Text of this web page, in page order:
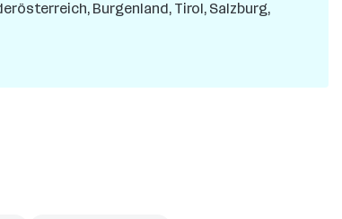
Burgenland, Tirol, Salzburg,